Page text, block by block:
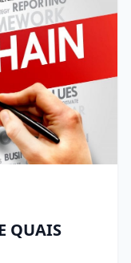
QUAIS